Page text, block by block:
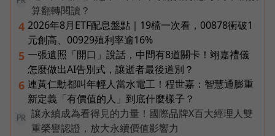
算翻轉閱讀？
4 2026年8月ETF配息盤點｜19檔一次看，00878衝破1
元創高、00929殖利率逾16%
5 一張遺照「開口」說話，中間有8道關卡！翊嘉禮儀
怎麼做出AI告別式，讓逝者最後道別？
6 連黃仁勳都叫年輕人當水電工！程世嘉：智慧通膨重
新定義「有價值的人」到底什麼樣子？
PR
讓永續成為看得見的力量！國際品牌X百大經理人雙
重榮譽認證，放大永續價值影響力